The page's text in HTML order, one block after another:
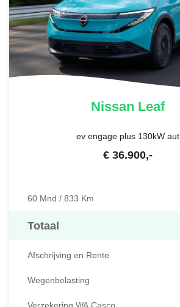
Nissan Leaf
ev engage plus 130kW aut
€ 36.900,-
60 Mnd / 833 Km
Totaal
Afschrijving en Rente
Wegenbelasting